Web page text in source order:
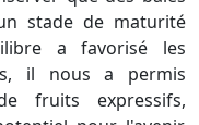
stade de maturité
a favorisé les
il nous a permis
fruits expressifs,